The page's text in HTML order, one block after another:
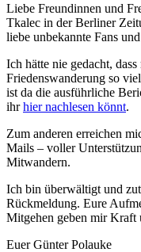
Liebe Freundinnen und
Tkalec in der Berliner
liebe unbekannte Fans
Ich hätte nie gedacht,
Friedenswanderung so
ist da die ausführliche
ihrhier nachlesen könnt.
Zum anderen erreichen
Mails – voller
Mitwandern.
Ich bin überwältigt und
Rückmeldung. Eure
Mitgehen geben mir Kraft
Euer Günter Polauke